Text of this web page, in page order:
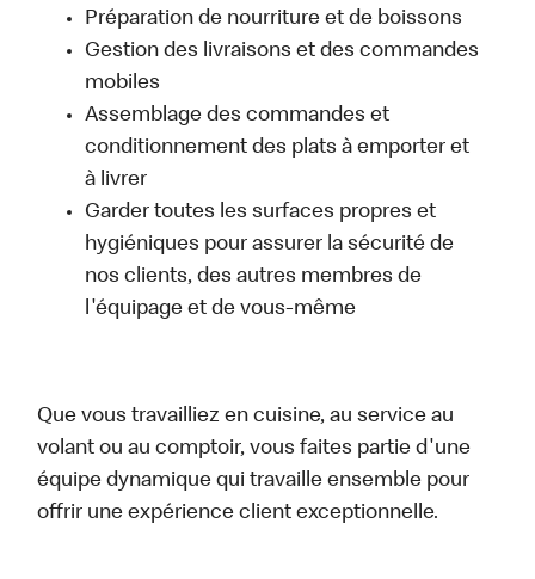
Préparation de nourriture et de boissons
Gestion des livraisons et des commandes
mobiles
Assemblage des commandes et
conditionnement des plats à emporter et
à livrer
Garder toutes les surfaces propres et
hygiéniques pour assurer la sécurité de
nos clients, des autres membres de
l'équipage et de vous-même
Que vous travailliez en cuisine, au service au
volant ou au comptoir, vous faites partie d'une
équipe dynamique qui travaille ensemble pour
offrir une expérience client exceptionnelle.